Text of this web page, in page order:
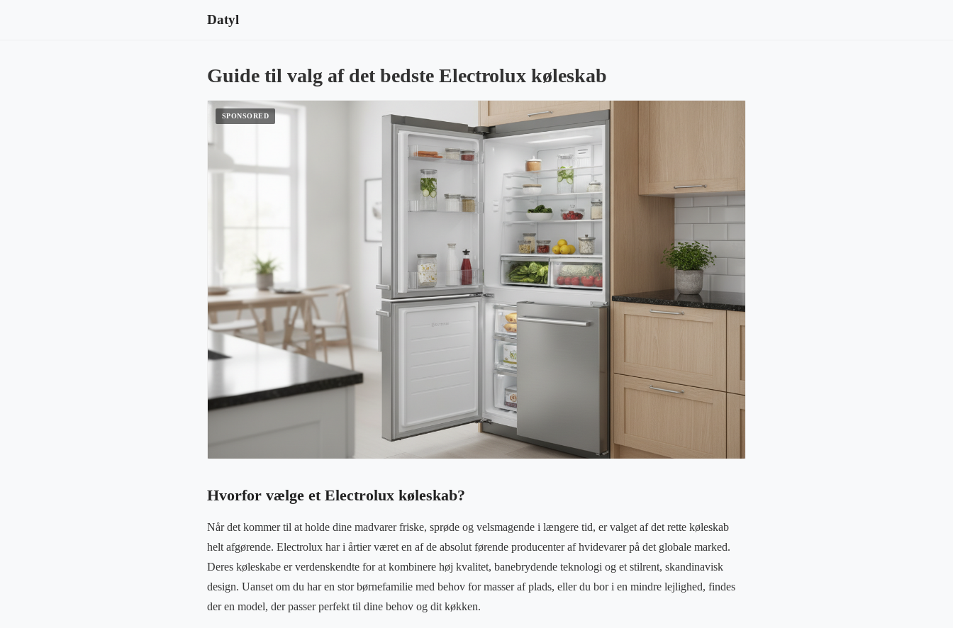
Datyl
Guide til valg af det bedste Electrolux køleskab
Hvorfor vælge et Electrolux køleskab?
Når det kommer til at holde dine madvarer friske, sprøde og velsmagende i længere tid, er valget af det rette køleskab
helt afgørende. Electrolux har i årtier været en af de absolut førende producenter af hvidevarer på det globale marked.
Deres køleskabe er verdenskendte for at kombinere høj kvalitet, banebrydende teknologi og et stilrent, skandinavisk
design. Uanset om du har en stor børnefamilie med behov for masser af plads, eller du bor i en mindre lejlighed, findes
der en model, der passer perfekt til dine behov og dit køkken.